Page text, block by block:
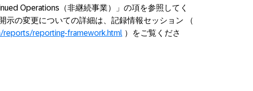
Operations（非継続事業）」の項を参照してく
示の変更についての詳細は、記録情報セッション （
reporting-framework.html ）をご覧くださ